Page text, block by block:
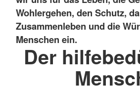
Wohlergehen, den Schutz,
Zusammenleben und die
Menschen ein.
Der